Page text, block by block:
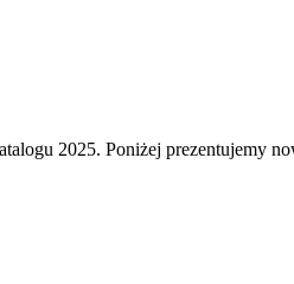
2025. Poniżej prezentujemy